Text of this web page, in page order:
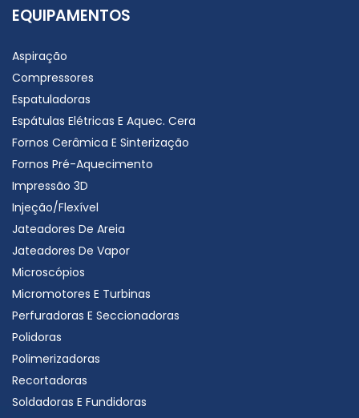
EQUIPAMENTOS
Aspiração
Compressores
Espatuladoras
Espátulas Elétricas E Aquec. Cera
Fornos Cerâmica E Sinterização
Fornos Pré-Aquecimento
Impressão 3D
Injeção/Flexível
Jateadores De Areia
Jateadores De Vapor
Microscópios
Micromotores E Turbinas
Perfuradoras E Seccionadoras
Polidoras
Polimerizadoras
Recortadoras
Soldadoras E Fundidoras